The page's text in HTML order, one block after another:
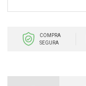
COMPRA
SEGURA